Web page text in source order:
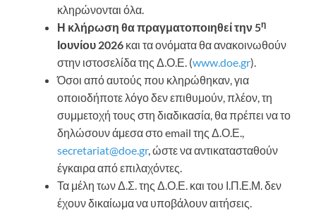
κληρώνονται όλα.
Η κλήρωση θα πραγματοποιηθεί την 5η
Ιουνίου 2026 και τα ονόματα θα ανακοινωθούν
στην ιστοσελίδα της Δ.Ο.Ε. (www.doe.gr).
Όσοι από αυτούς που κληρώθηκαν, για
οποιοδήποτε λόγο δεν επιθυμούν, πλέον, τη
συμμετοχή τους στη διαδικασία, θα πρέπει να το
δηλώσουν άμεσα στο email της Δ.Ο.Ε.,
secretariat@doe.gr, ώστε να αντικατασταθούν
έγκαιρα από επιλαχόντες.
Τα μέλη των Δ.Σ. της Δ.Ο.Ε. και του Ι.Π.Ε.Μ. δεν
έχουν δικαίωμα να υποβάλουν αιτήσεις.